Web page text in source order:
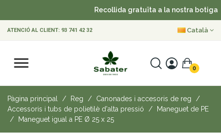
Recollida gratuïta a la nostra botiga
ATENCIÓ AL CLIENT: 93 741 42 32 Català
0
Pàgina principal Reg
Canonades i accesoris de reg
Accessoris i tubs de polietilè d'alta pressió
Maneguet de PE
Maneguet igual a PE Ø 25 x 25